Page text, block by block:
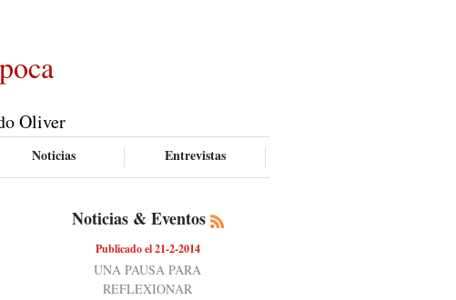
Oliver
Noticias Entrevistas
Noticias & Eventos
Publicado el 21-2-2014
UNA PAUSA PARA
REFLEXIONAR